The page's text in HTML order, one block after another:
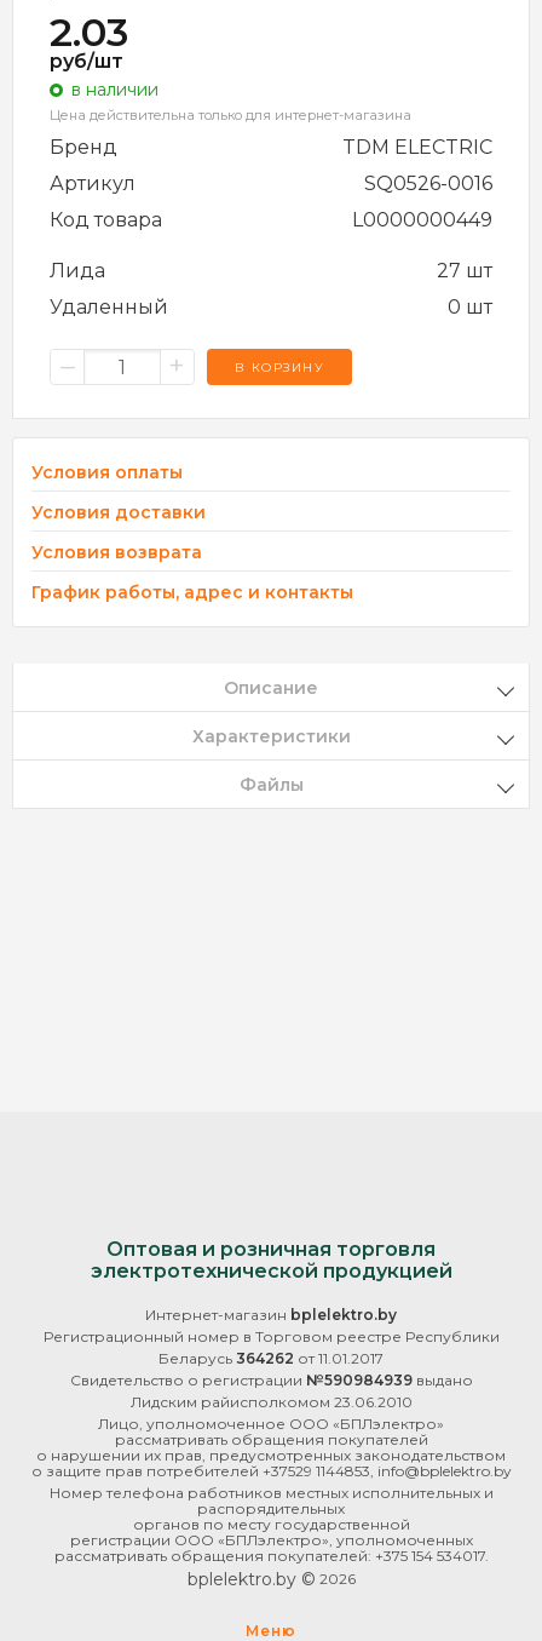
2.03
руб/шт
в наличии
Цена действительна только для интернет-магазина
Бренд
TDM ELECTRIC
Артикул
SQ0526-0016
Код товара
L0000000449
Лида
27 шт
Удаленный
0 шт
– + В КОРЗИНУ
Условия оплаты
Условия доставки
Условия возврата
График работы, адрес и контакты
Описание
Характеристики
Файлы
Оптовая и розничная торговля
электротехнической продукцией
Интернет-магазин bplelektro.by
Регистрационный номер в Торговом реестре Республики
Беларусь 364262 от 11.01.2017
Свидетельство о регистрации №590984939выдано
Лидским райисполкомом 23.06.2010
Лицо, уполномоченное ООО «БПЛэлектро»
рассматривать обращения покупателей
о нарушении их прав, предусмотренных законодательством
о защите прав потребителей +37529 1144853, info@bplelektro.by
Номер телефона работников местных исполнительных и
распорядительных
органов по месту государственной
регистрации ООО «БПЛэлектро», уполномоченных
рассматривать обращения покупателей: +375 154 534017.
bplelektro.by © 2026
Меню